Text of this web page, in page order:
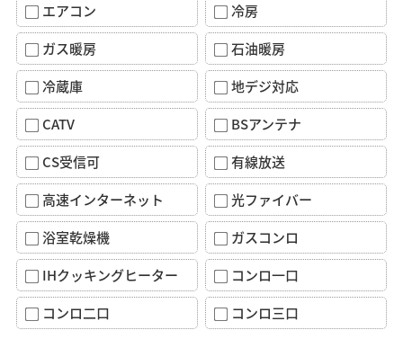
エアコン
冷房
ガス暖房
石油暖房
冷蔵庫
地デジ対応
CATV
BSアンテナ
CS受信可
有線放送
高速インターネット
光ファイバー
浴室乾燥機
ガスコンロ
IHクッキングヒーター
コンロ一口
コンロ二口
コンロ三口